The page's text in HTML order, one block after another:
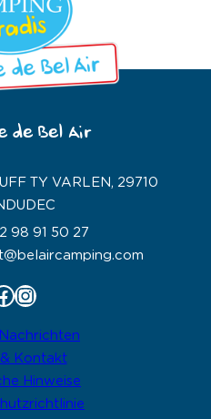
de Bel Air
TY VARLEN, 29710
98 91 50 27
Instagram
& Kontakt
Hinweise